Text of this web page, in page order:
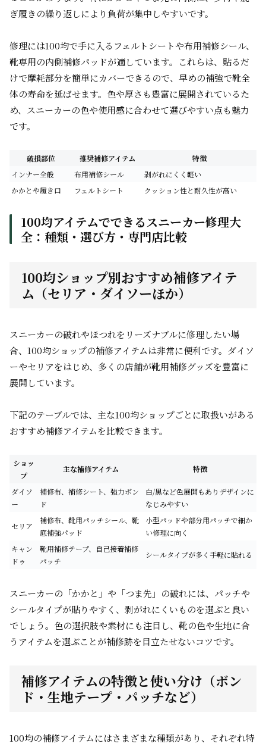
ぎ履きの繰り返しにより負荷が集中しやすいです。
修理には100均で手に入るフェルトシートや布用補修シール、
靴専用の内側補修パッドが適しています。これらは、貼るだ
けで摩耗部分を簡単にカバーできるので、早めの補強で靴全
体の寿命を延ばせます。色や厚さも豊富に展開されているた
め、スニーカーの色や使用感に合わせて選びやすい点も魅力
です。
破損部位 推奨補修アイテム
特徴
インナー全般
布用補修シール
剥がれにくく軽い
かかとや履き口
フェルトシート クッション性と耐久性が高い
100均アイテムでできるスニーカー修理大
全：種類・選び方・専門店比較
100均ショップ別おすすめ補修アイテ
ム（セリア・ダイソーほか）
スニーカーの破れやほつれをリーズナブルに修理したい場
合、100均ショップの補修アイテムは非常に便利です。ダイソ
ーやセリアをはじめ、多くの店舗が靴用補修グッズを豊富に
展開しています。
下記のテーブルでは、主な100均ショップごとに取扱いがある
おすすめ補修アイテムを比較できます。
ショッ
プ
主な補修アイテム 特徴
ダイソ
ー
補修布、補修シート、強力ボン
ド
白/黒など色展開もありデザインに
なじみやすい
セリア
補修布、靴用パッチシール、靴
底補強パッド
小型パッドや部分用パッチで細か
い修理に向く
キャン
ドゥ
靴用補修テープ、自己接着補修
パッチ
シールタイプが多く手軽に貼れる
スニーカーの「かかと」や「つま先」の破れには、パッチや
シールタイプが貼りやすく、剥がれにくいものを選ぶと良い
でしょう。色の選択肢や素材にも注目し、靴の色や生地に合
うアイテムを選ぶことが補修跡を目立たせないコツです。
補修アイテムの特徴と使い分け（ボン
ド・生地テープ・パッチなど）
100均の補修アイテムにはさまざまな種類があり、それぞれ特